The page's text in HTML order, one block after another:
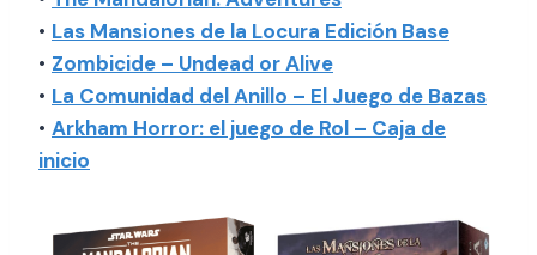
• Las Mansiones de la Locura Edición Base
• Zombicide – Undead orAlive
• La Comunidad del Anillo – El Juego de Bazas
• Arkham Horror: el juego de Rol – Caja de
inicio